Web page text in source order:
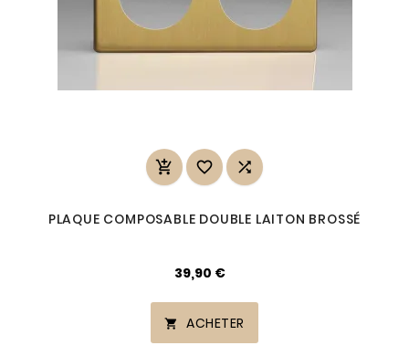
  
PLAQUE COMPOSABLE DOUBLE LAITON BROSSÉ
39,90 €
 ACHETER